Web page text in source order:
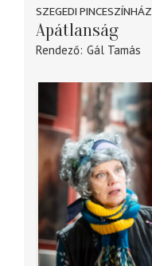
SZEGEDI PINCESZÍNHÁZ
Apátlanság
Rendező Gál Tamás